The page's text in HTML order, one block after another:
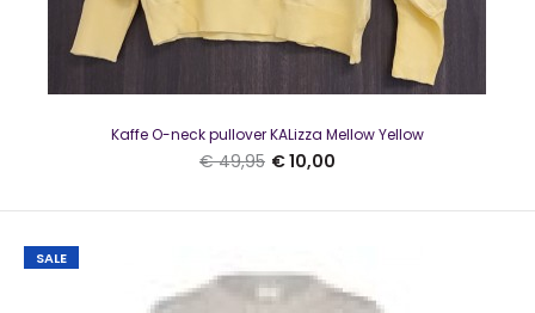
€ 45,00 € 10,00
Kaffe O-neck pullover KALizza Mellow Yellow
€ 49,95 € 10,00
SALE